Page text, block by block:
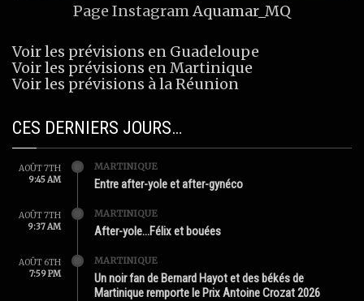
Page InstagramAquamar_MQ
Voir les prévisions en Guadeloupe
Voir les prévisions en Martinique
Voir les prévisions à la Réunion
CES DERNIERS JOURS…
AOÛT 7TH
9:45 AM
MARTINIQUE
Entre after-yole et after-gynéco
AOÛT 7TH
9:37 AM
MARTINIQUE
After-yole…Félix et bouées
AOÛT 6TH
7:59 PM
MARTINIQUE
Un noir fan de Bernard Hayot et des békés de
Martinique remporte le Prix Antoine Crozat 2026